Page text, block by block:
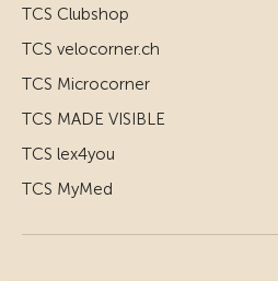
TCS Clubshop
TCS velocorner.ch
TCS Microcorner
TCS MADE VISIBLE
TCS lex4you
TCS MyMed